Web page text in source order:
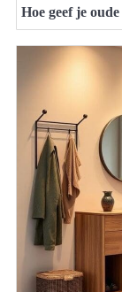
Hoe geef je